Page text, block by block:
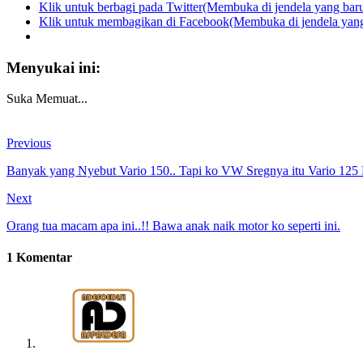
Klik untuk berbagi pada Twitter(Membuka di jendela yang
Klik untuk membagikan di Facebook(Membuka di jendela
Menyukai ini:
Suka Memuat...
Previous
Banyak yang Nyebut Vario 150.. Tapi ko VW Sregnya itu Vario 125
Next
Orang tua macam apa ini..!! Bawa anak naik motor ko seperti ini.
1 Komentar